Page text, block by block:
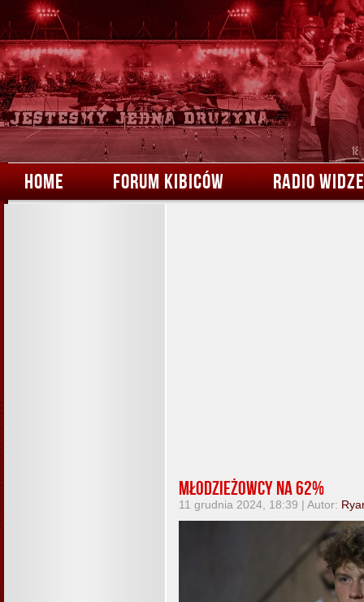
HOME FORUM KIBICÓW RADIO
Młodzieżowcy na 62%
11 grudnia 2024, 18:39 | Autor: